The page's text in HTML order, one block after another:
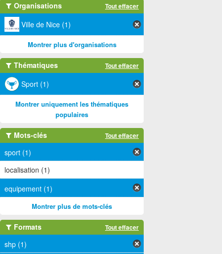
Organisations Tout effacer
Ville de Nice (1)
Montrer plus d'organisations
Thématiques Tout effacer
Sport (1)
Montrer uniquement les thématiques
populaires
Mots-clés Tout effacer
sport (1)
localisation (1)
equipement (1)
Montrer plus de mots-clés
Formats Tout effacer
shp (1)